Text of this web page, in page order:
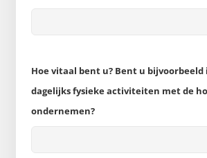
Hoe vitaal bent u? Bent u bijvoorbeeld
dagelijks fysieke activiteiten met de
ondernemen?